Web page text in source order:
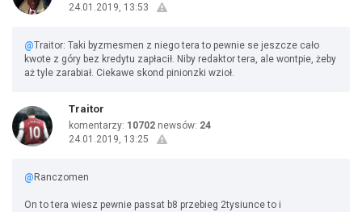
24.01.2019, 13:53
@Traitor: Taki byzmesmen z niego tera to pewnie se jeszcze cało
kwote z góry bez kredytu zapłacił. Niby redaktor tera, ale wontpie, żeby
aż tyle zarabiał. Ciekawe skond pinionzki wzioł.
Traitor
komentarzy: 10702 newsów: 24
24.01.2019, 13:25
@ Ranczomen
On to tera wiesz pewnie passat b8 przebieg 2tysiunce to i